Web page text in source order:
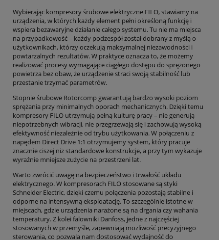
Wybierając kompresory śrubowe elektryczne FILO, stawiamy na
urządzenia, w których każdy element pełni określoną funkcję i
wspiera bezawaryjne działanie całego systemu. Tu nie ma miejsca
na przypadkowość – każdy podzespół został dobrany z myślą o
użytkownikach, którzy oczekują maksymalnej niezawodności i
powtarzalnych rezultatów. W praktyce oznacza to, że możemy
realizować procesy wymagające ciągłego dostępu do sprężonego
powietrza bez obaw, że urządzenie straci swoją stabilność lub
przestanie trzymać parametrów.
Stopnie śrubowe Rotorcomp gwarantują bardzo wysoki poziom
sprężania przy minimalnych oporach mechanicznych. Dzięki temu
kompresory FILO utrzymują pełną kulturę pracy – nie generują
niepotrzebnych wibracji, nie przegrzewają się i zachowują wysoką
efektywność niezależnie od trybu użytkowania. W połączeniu z
napędem Direct Drive 1:1 otrzymujemy system, który pracuje
znacznie ciszej niż standardowe konstrukcje, a przy tym wykazuje
wyraźnie mniejsze zużycie na przestrzeni lat.
Warto zwrócić uwagę na bezpieczeństwo i trwałość układu
elektrycznego. W kompresorach FILO stosowane są styki
Schneider Electric, dzięki czemu połączenia pozostają stabilne i
odporne na intensywną eksploatację. To szczególnie istotne w
miejscach, gdzie urządzenia narażone są na drgania czy wahania
temperatury. Z kolei falowniki Danfoss, jedne z najczęściej
stosowanych w przemyśle, zapewniają możliwość precyzyjnego
sterowania, co pozwala nam dostosować wydajność do